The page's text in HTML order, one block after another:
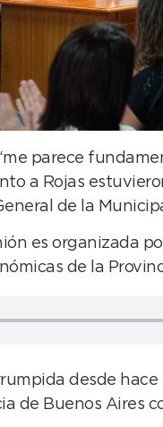
parece
a Rojas
de la
es organizada
de la
desde
de Buenos Aires